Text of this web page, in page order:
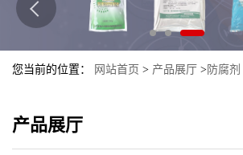
您当前的位置： 网站首页 > 产品展厅 >防腐剂
产品展厅